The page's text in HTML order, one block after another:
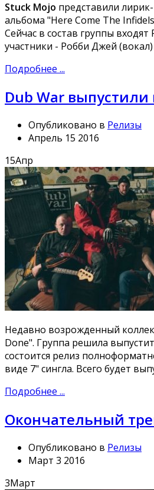
Stuck Mojo представили
альбома "Here Come The
Сейчас в состав группы
участники - Робби Джей
Подробнее ...
Dub War
Опубликовано в Релизы
Апрель 15 2016
15Апр
Недавно возрожденный
Done". Группа решила
состоится релиз
виде 7" сингла. Всего будет
Подробнее ...
Окончательный
Опубликовано в Релизы
Март 3 2016
3Март